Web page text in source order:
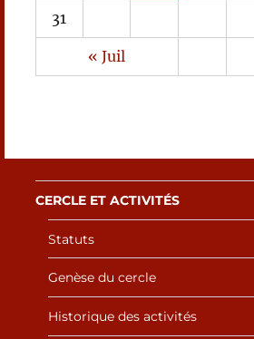
31
« Juil
CERCLE ET ACTIVITÉS
Statuts
Genèse du cercle
Historique des activités